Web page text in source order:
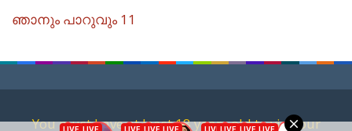
ഞാനും പാറുവും 11
You must have at least 18 years old to visit our